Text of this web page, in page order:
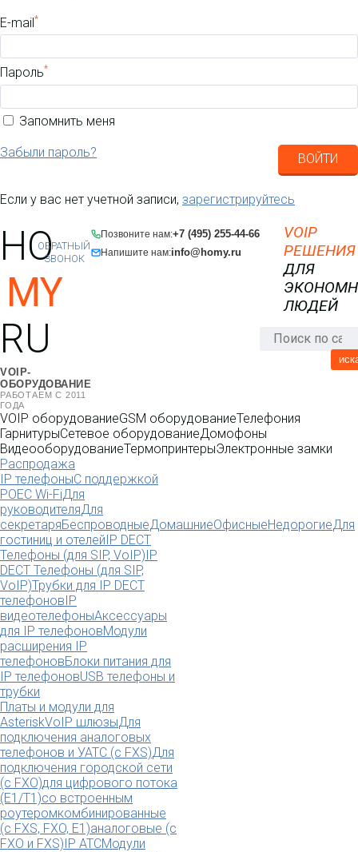
E-mail *
Пароль*
Запомнить меня
Забыли пароль? ВОЙТИ
Если у вас нет учетной записи, зарегистрируйтесь
HO
MY
RU
VOIP-
ОБОРУДОВАНИЕ
РАБОТАЕМ С 2011
ГОДА
Позвоните нам:+7 (495) 255-44-66
Напишите нам:info@homy.ru
ОБРАТНЫЙ
ЗВОНОК
VOIP
РЕШЕНИЯ
ДЛЯ
ЛЮДЕЙ
VOIP оборудованиеGSM оборудованиеТелефония
ГарнитурыСетевое оборудованиеДомофоны
ВидеооборудованиеТермопринтерыЭлектронные замки
Распродажа
IP телефоныС поддержкой
POEC Wi-FiДля
руководителяДля
секретаряБеспроводныеДомашниеОфисныеНедорогиеДля
гостиниц и отелейIP DECT
Телефоны (для SIP, VoIP)IP
DECT Телефоны (для SIP,
VoIP)Трубки для IP DECT
телефоновIP
видеотелефоныАксессуары
для IP телефоновМодули
расширения IP
телефоновБлоки питания для
IP телефоновUSB телефоны и
трубки
Платы и модули для
AsteriskVoIP шлюзыДля
подключения аналоговых
телефонов и УАТС (с FXS)Для
подключения городской сети
(с FXO)для цифрового потока
(E1/T1)со встроенным
роутеромкомбинированные
(c FXS, FXO, E1)аналоговые (с
FXO и FXS)IP АТСМодули